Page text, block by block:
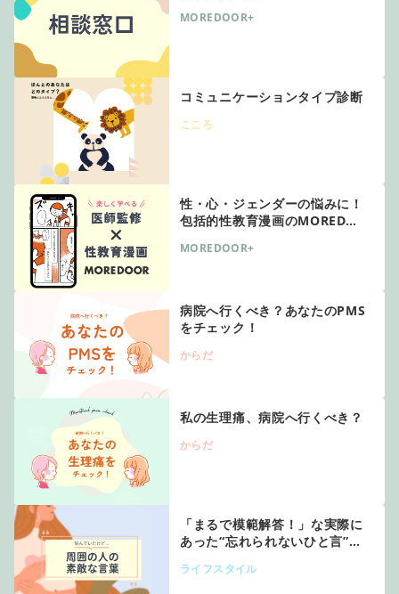
MOREDOOR+
コミュニケーションタイプ診断
こころ
性・心・ジェンダーの悩みに！
包括的性教育漫画のMORED…
MOREDOOR+
病院へ行くべき？あなたのPMS
をチェック！
からだ
私の生理痛、病院へ行くべき？
からだ
「まるで模範解答！」な実際に
あった“忘れられないひと言”…
ライフスタイル